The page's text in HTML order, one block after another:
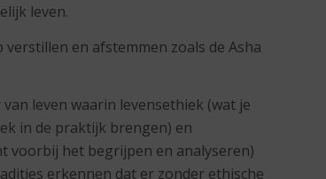
leven.
en afstemmen zoals de Asha
leven waarin levensethiek (wat je
in de praktijk brengen) en
voorbij het begrijpen en analyseren)
erkennen dat er zonder ethische